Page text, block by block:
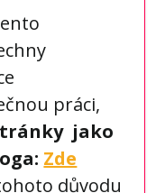
práci,
jako
Zde
důvodu